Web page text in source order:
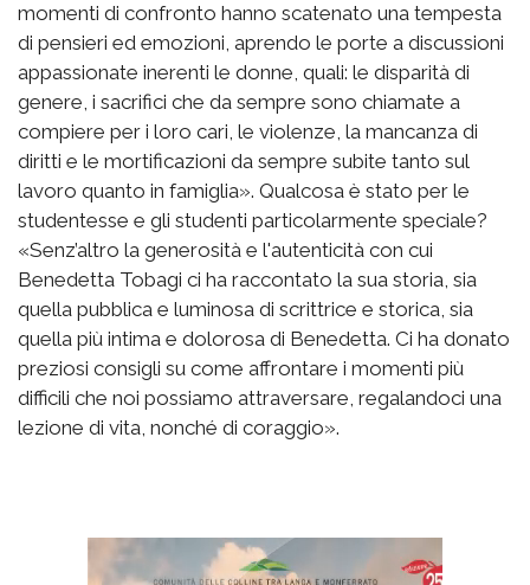
momenti di confronto hanno scatenato una tempesta
di pensieri ed emozioni, aprendo le porte a discussioni
appassionate inerenti le donne, quali: le disparità di
genere, i sacrifici che da sempre sono chiamate a
compiere per i loro cari, le violenze, la mancanza di
diritti e le mortificazioni da sempre subite tanto sul
lavoro quanto in famiglia». Qualcosa è stato per le
studentesse e gli studenti particolarmente speciale?
«Senz’altro la generosità e l'autenticità con cui
Benedetta Tobagi ci ha raccontato la sua storia, sia
quella pubblica e luminosa di scrittrice e storica, sia
quella più intima e dolorosa di Benedetta. Ci ha donato
preziosi consigli su come affrontare i momenti più
difficili che noi possiamo attraversare, regalandoci una
lezione di vita, nonché di coraggio».